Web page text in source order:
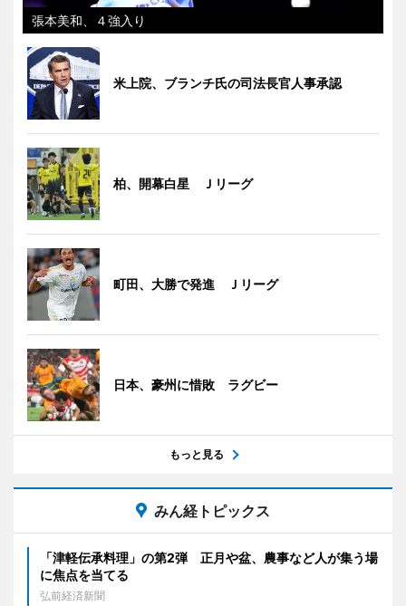
張本美和、４強入り
米上院、ブランチ氏の司法長官人事承認
柏、開幕白星 Ｊリーグ
町田、大勝で発進 Ｊリーグ
日本、豪州に惜敗 ラグビー
もっと見る
みん経トピックス
「津軽伝承料理」の第2弾 正月や盆、農事など人が集う場
に焦点を当てる
弘前経済新聞